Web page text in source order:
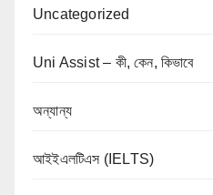
Uncategorized
Uni Assist – কী, কেন, কিভাবে
অন্যান্য
আইইএলটিএস (IELTS)